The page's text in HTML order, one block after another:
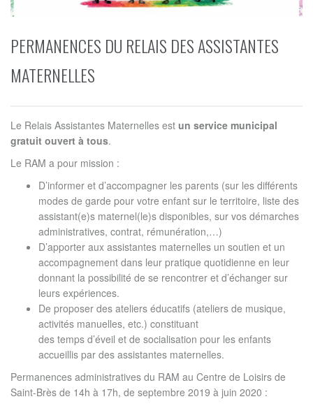
PERMANENCES DU RELAIS DES ASSISTANTES
MATERNELLES
Le Relais Assistantes Maternelles est un service municipal
gratuit ouvert à tous.
Le RAM a pour mission :
D’informer et d’accompagner les parents (sur les différents
modes de garde pour votre enfant sur le territoire, liste des
assistant(e)s maternel(le)s disponibles, sur vos démarches
administratives, contrat, rémunération,…)
D’apporter aux assistantes maternelles un soutien et un
accompagnement dans leur pratique quotidienne en leur
donnant la possibilité de se rencontrer et d’échanger sur
leurs expériences.
De proposer des ateliers éducatifs (ateliers de musique,
activités manuelles, etc.) constituant
des temps d’éveil et de socialisation pour les enfants
accueillis par des assistantes maternelles.
Permanences administratives du RAM au Centre de Loisirs de
Saint-Brès de 14h à 17h, de septembre 2019 à juin 2020 :